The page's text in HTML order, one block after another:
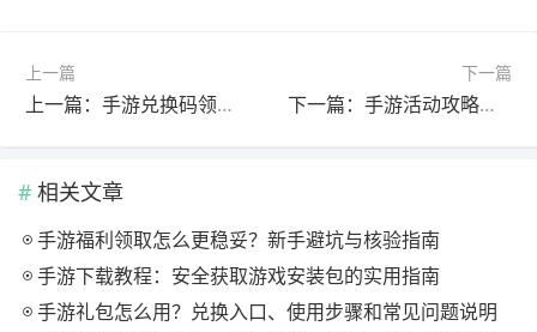
上一篇
上一篇：手游兑换码领取指南：获取渠道、使用步骤与避坑提醒
下一篇
下一篇：手游活动攻略怎么做更高效：任务规划与奖励获取思路
相关文章
手游福利领取怎么更稳妥？新手避坑与核验指南
手游下载教程：安全获取游戏安装包的实用指南
手游礼包怎么用？兑换入口、使用步骤和常见问题说明